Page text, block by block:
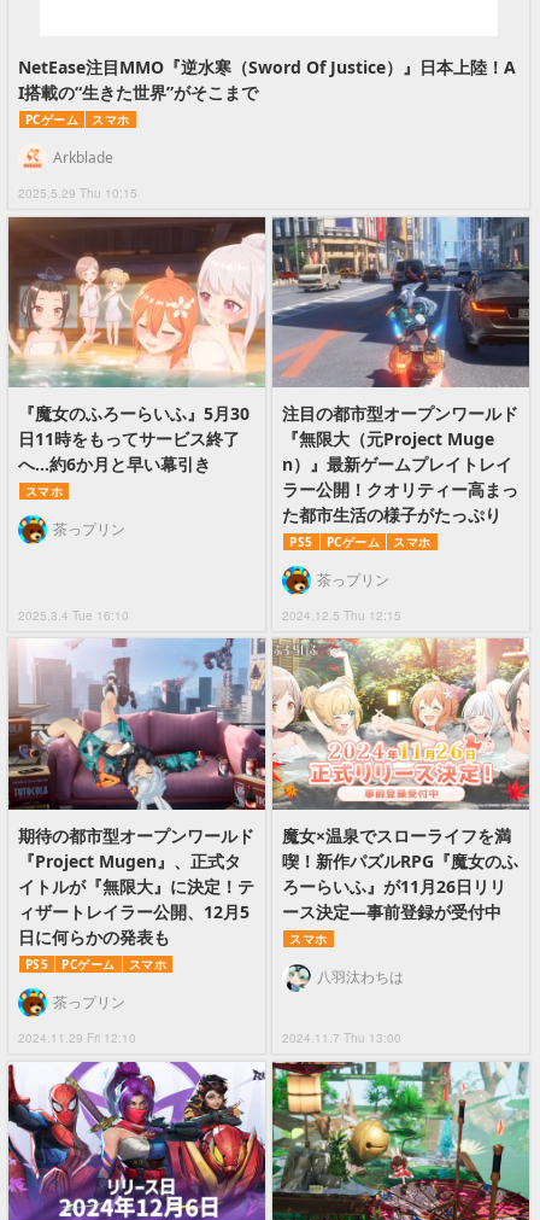
NetEase注目MMO『逆水寒（Sword Of Justice）』日本上陸！A
I搭載の“生きた世界”がそこまで
PCゲーム スマホ
2025.5.29 Thu 10:15
Arkblade
『魔女のふろーらいふ』5月30
日11時をもってサービス終了
へ…約6か月と早い幕引き
スマホ
2025.3.4 Tue 16:10
茶っプリン
注目の都市型オープンワールド
『無限大（元Project Muge
n）』最新ゲームプレイトレイ
ラー公開！クオリティー高まっ
た都市生活の様子がたっぷり
PS5 PCゲーム スマホ
2024.12.5 Thu 12:15
茶っプリン
期待の都市型オープンワールド
『Project Mugen』、正式タ
イトルが『無限大』に決定！テ
ィザートレイラー公開、12月5
日に何らかの発表も
PS5 PCゲーム スマホ
2024.11.29 Fri 12:10
茶っプリン
魔女×温泉でスローライフを満
喫！新作パズルRPG『魔女のふ
ろーらいふ』が11月26日リリ
ース決定―事前登録が受付中
スマホ
2024.11.7 Thu 13:00
八羽汰わちは